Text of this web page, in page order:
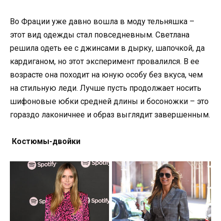
Во Фрации уже давно вошла в моду тельняшка –
этот вид одежды стал повседневным. Светлана
решила одеть ее с джинсами в дырку, шапочкой, да
кардиганом, но этот эксперимент провалился. В ее
возрасте она походит на юную особу без вкуса, чем
на стильную леди. Лучше пусть продолжает носить
шифоновые юбки средней длины и босоножки – это
гораздо лаконичнее и образ выглядит завершенным.
Костюмы-двойки